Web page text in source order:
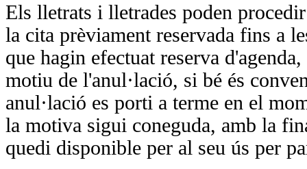
Els lletrats i lletrades poden
la cita prèviament reservada fins a
que hagin efectuat reserva
motiu de l'anul·lació, si bé és
anul·lació es porti a terme en el
la motiva sigui coneguda, amb la
quedi disponible per al seu ús per